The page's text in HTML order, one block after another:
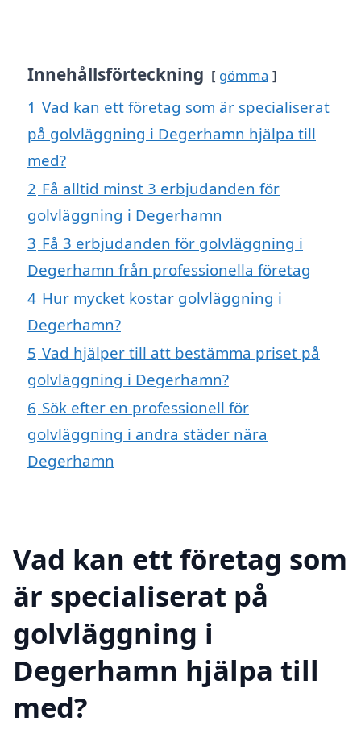
Innehållsförteckning gömma
1 Vad kan ett företag som är specialiserat
på golvläggning i Degerhamn hjälpa till
med?
2 Få alltid minst 3 erbjudanden för
golvläggning i Degerhamn
3 Få 3 erbjudanden för golvläggning i
Degerhamn från professionella företag
4 Hur mycket kostar golvläggning i
Degerhamn?
5 Vad hjälper till att bestämma priset på
golvläggning i Degerhamn?
6 Sök efter en professionell för
golvläggning i andra städer nära
Degerhamn
Vad kan ett företag som
är specialiserat på
golvläggning i
Degerhamn hjälpa till
med?